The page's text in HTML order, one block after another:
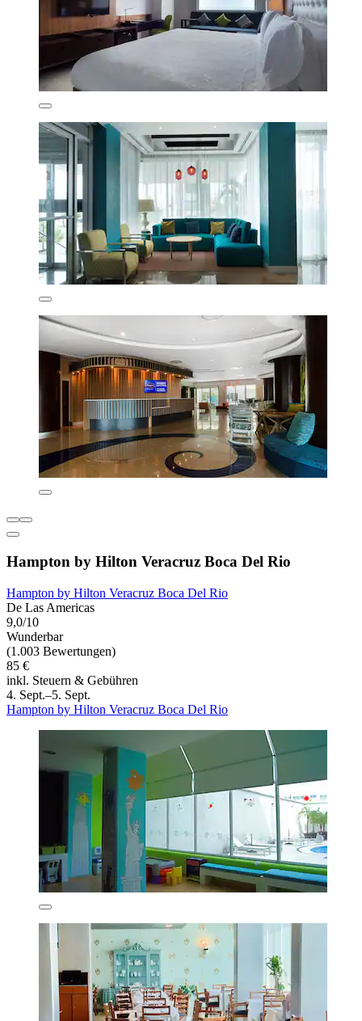
Hampton by Hilton Veracruz Boca Del Rio
Hampton by Hilton Veracruz Boca Del Rio
De Las Americas
9,0/10
Wunderbar
(1.003 Bewertungen)
85 €
inkl. Steuern & Gebühren
4. Sept.–5. Sept.
Hampton by Hilton Veracruz Boca Del Rio